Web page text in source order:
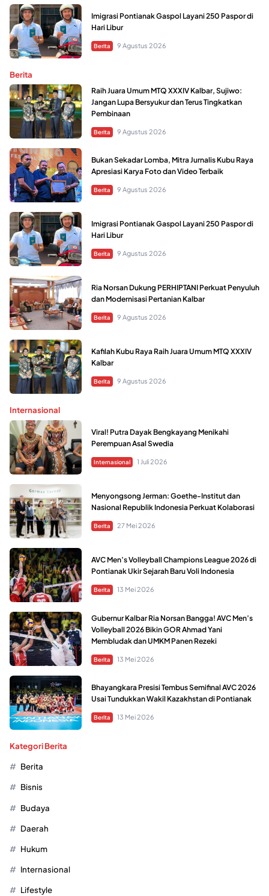
Imigrasi Pontianak Gaspol Layani 250 Paspor di
Hari Libur
Berita 9 Agustus 2026
Berita
Raih Juara Umum MTQ XXXIV Kalbar, Sujiwo:
Jangan Lupa Bersyukur dan Terus Tingkatkan
Pembinaan
Berita 9 Agustus 2026
Bukan Sekadar Lomba, Mitra Jurnalis Kubu Raya
Apresiasi Karya Foto dan Video Terbaik
Berita 9 Agustus 2026
Imigrasi Pontianak Gaspol Layani 250 Paspor di
Hari Libur
Berita 9 Agustus 2026
Ria Norsan Dukung PERHIPTANI Perkuat Penyuluh
dan Modernisasi Pertanian Kalbar
Berita 9 Agustus 2026
Kafilah Kubu Raya Raih Juara Umum MTQ XXXIV
Kalbar
Berita 9 Agustus 2026
Internasional
Viral! Putra Dayak Bengkayang Menikahi
Perempuan Asal Swedia
Internasional 1 Juli 2026
Menyongsong Jerman: Goethe-Institut dan
Nasional Republik Indonesia Perkuat Kolaborasi
Berita 27 Mei 2026
AVC Men’s Volleyball Champions League 2026 di
Pontianak Ukir Sejarah Baru Voli Indonesia
Berita 13 Mei 2026
Gubernur Kalbar Ria Norsan Bangga! AVC Men’s
Volleyball 2026 Bikin GOR Ahmad Yani
Membludak dan UMKM Panen Rezeki
Berita 13 Mei 2026
Bhayangkara Presisi Tembus Semifinal AVC 2026
Usai Tundukkan Wakil Kazakhstan di Pontianak
Berita 13 Mei 2026
Kategori Berita
Berita
Bisnis
Budaya
Daerah
Hukum
Internasional
Lifestyle